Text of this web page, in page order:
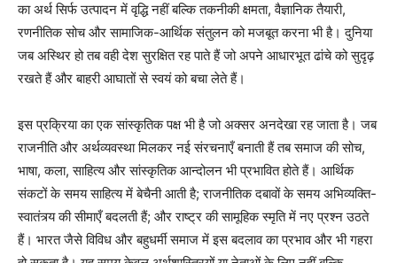
का अर्थ सिर्फ उत्पादन में वृद्धि नहीं बल्कि तकनीकी क्षमता, वैज्ञानिक तैयारी,
रणनीतिक सोच और सामाजिक-आर्थिक संतुलन को मजबूत करना भी है। दुनिया
जब अस्थिर हो तब वही देश सुरक्षित रह पाते हैं जो अपने आधारभूत ढांचे को सुदृढ़
रखते हैं और बाहरी आघातों से स्वयं को बचा लेते हैं।
इस प्रक्रिया का एक सांस्कृतिक पक्ष भी है जो अक्सर अनदेखा रह जाता है। जब
राजनीति और अर्थव्यवस्था मिलकर नई संरचनाएँ बनाती हैं तब समाज की सोच,
भाषा, कला, साहित्य और सांस्कृतिक आन्दोलन भी प्रभावित होते हैं। आर्थिक
संकटों के समय साहित्य में बेचैनी आती है; राजनीतिक दबावों के समय अभिव्यक्ति-
स्वातंत्र्य की सीमाएँ बदलती हैं; और राष्ट्र की सामूहिक स्मृति में नए प्रश्न उठते
हैं। भारत जैसे विविध और बहुधर्मी समाज में इस बदलाव का प्रभाव और भी गहरा